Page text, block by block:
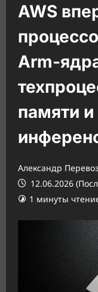
AWS
Arm-
памяти
Александр
12.06.2026
1 минуты